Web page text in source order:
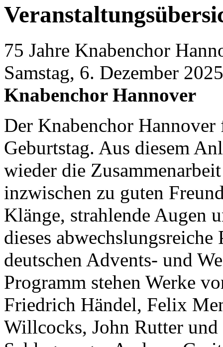
75 Jahre Knabenchor
Samstag, 6. Dezember
Knabenchor Hannover
Der Knabenchor
Geburtstag. Aus diesem
wieder die
inzwischen zu guten
Klänge, strahlende Augen
dieses
deutschen Advents- und
Programm stehen Werke
Friedrich Händel, Felix
Willcocks, John Rutter